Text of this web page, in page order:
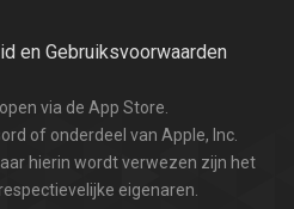
en Gebruiksvoorwaarden
via de App Store.
of onderdeel van Apple, Inc.
hierin wordt verwezen zijn het
eigenaren.